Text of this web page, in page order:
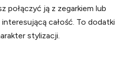
połączyć ją z zegarkiem lub
całość. To dodatki
stylizacji.